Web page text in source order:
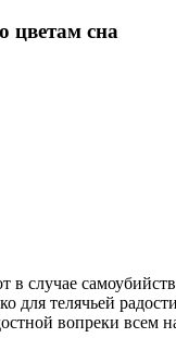
цветам сна
случае
для телячьей
вопреки всем